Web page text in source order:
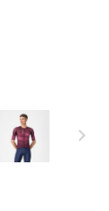
navigate_next